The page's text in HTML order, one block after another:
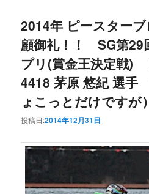
2014年 ピースター
顧御礼！！ SG第29
プリ(賞金王決定戦
4418 茅原 悠紀 選手
ょこっとだけですが）
投稿日:2014年12月31日